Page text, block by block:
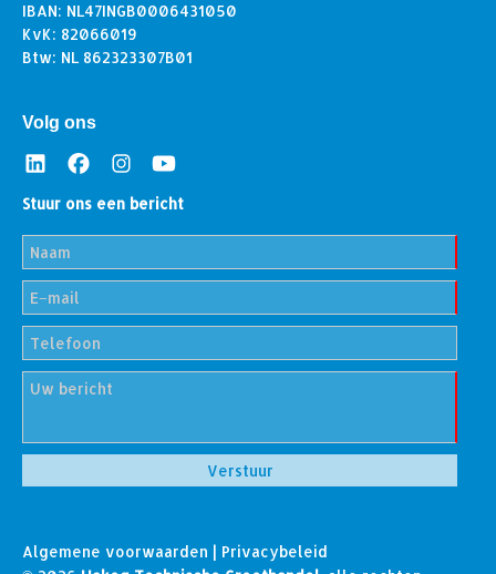
IBAN: NL47INGB0006431050
KvK: 82066019
Btw: NL 862323307B01
Volg ons
Stuur ons een bericht
Algemene voorwaarden | Privacybeleid